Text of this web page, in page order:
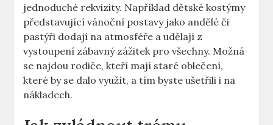
jednoduché rekvizity. Například dětské kostýmy
představující vánoční postavy jako andělé či
pastýři dodají na atmosféře a udělají z
vystoupení zábavný zážitek pro všechny. Možná
se najdou rodiče, kteří mají staré oblečení,
které by se dalo využít, a tím byste ušetřili i na
nákladech.